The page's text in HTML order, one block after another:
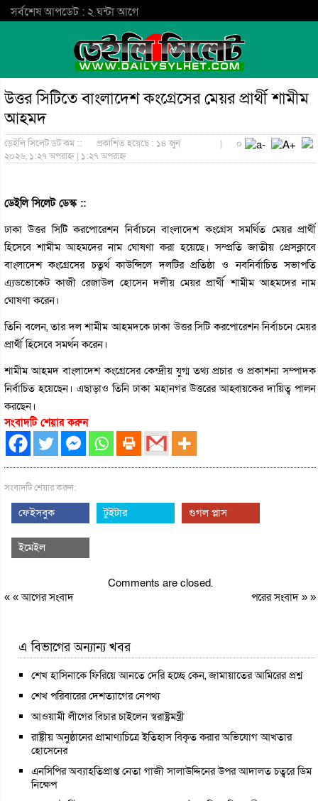
সর্বশেষ আপডেট : ২ ঘন্টা আগে
উত্তর সিটিতে বাংলাদেশ কংগ্রেসের মেয়র প্রার্থী শামীম
আহমদ
ডেইলি সিলেট ডট কম ::
প্রকাশিত হয়েছে : ১৪ জুন
২০২৬, ১:২৭ অপরাহ্ন | ১:২৭ অপরাহ্ন
| ০
ডেইলি সিলেট ডেস্ক ::
ঢাকা উত্তর সিটি করপোরেশন নির্বাচনে বাংলাদেশ কংগ্রেস সমর্থিত মেয়র প্রার্থী
হিসেবে শামীম আহমদের নাম ঘোষণা করা হয়েছে। সম্প্রতি জাতীয় প্রেসক্লাবে
বাংলাদেশ কংগ্রেসের চতুর্থ কাউন্সিলে দলটির প্রতিষ্ঠা ও নবনির্বাচিত সভাপতি
এ্যডভোকেট কাজী রেজাউল হোসেন দলীয় মেয়র প্রার্থী শামীম আহমদের নাম
ঘোষণা করেন।
তিনি বলেন, তার দল শামীম আহমদকে ঢাকা উত্তর সিটি করপোরেশন নির্বাচনে মেয়র
প্রার্থী হিসেবে সমর্থন করেন।
শামীম আহমদ বাংলাদেশ কংগ্রেসের কেন্দ্রীয় যুগ্ম তথ্য প্রচার ও প্রকাশনা সম্পাদক
নির্বাচিত হয়েছেন। এছাড়াও তিনি ঢাকা মহানগর উত্তরের আহ্বায়কের দায়িত্ব পালন
করছেন।
সংবাদটি শেয়ার করুন
সংবাদটি শেয়ার করুন:
ফেইসবুক টুইটার গুগল প্লাস
ইমেইল
Comments are closed.
« «আগের সংবাদ পরের সংবাদ» »
এ বিভাগের অন্যান্য খবর
শেখ হাসিনাকে ফিরিয়ে আনতে দেরি হচ্ছে কেন, জামায়াতের আমিরের প্রশ্ন
শেখ পরিবারের দেশত্যাগের নেপথ্য
আওয়ামী লীগের বিচার চাইলেন স্বরাষ্ট্রমন্ত্রী
রাষ্ট্রীয় অনুষ্ঠানের প্রামাণ্যচিত্রে ইতিহাস বিকৃত করার অভিযোগ আখতার
হোসেনের
এনসিপির অব্যাহতিপ্রাপ্ত নেতা গাজী সালাউদ্দিনের উপর আদালত চত্বরে ডিম
নিক্ষেপ